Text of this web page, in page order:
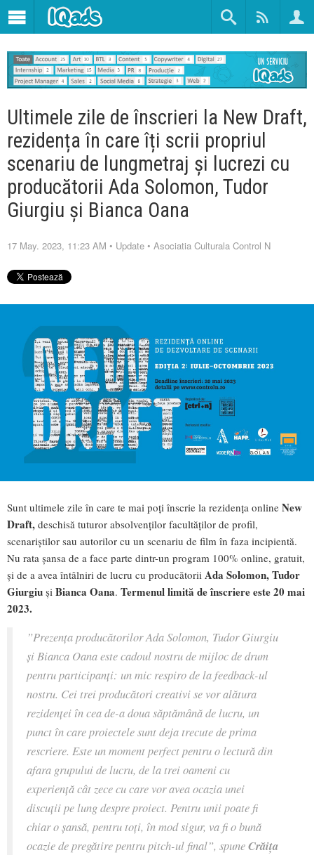
Ultimele zile de înscrieri la New Draft,
rezidența în care îți scrii propriul
scenariu de lungmetraj și lucrezi cu
producătorii Ada Solomon, Tudor
Giurgiu și Bianca Oana
17 May. 2023, 11:23 AM • Update • Asociatia Culturala Control N
Sunt ultimele zile în care te mai poți înscrie la rezidența online New
Draft, deschisă tuturor absolvenților facultăților de profil,
scenariștilor sau autorilor cu un scenariu de film în faza incipientă.
Nu rata șansa de a face parte dintr-un program 100% online, gratuit,
și de a avea întâlniri de lucru cu producătorii Ada Solomon, Tudor
Giurgiu și Bianca Oana. Termenul limită de înscriere este 20 mai
2023.
”Prezența producătorilor Ada Solomon, Tudor Giurgiu
și Bianca Oana este cadoul nostru de mijloc de drum
pentru participanți: un mic respiro de la feedback-ul
nostru. Cei trei producători creativi se vor alătura
rezidenței în cea de-a doua săptămână de lucru, un
punct în care proiectele sunt deja trecute de prima
rescriere. Este un moment perfect pentru o lectură din
afara grupului de lucru, de la trei oameni cu
experiență cât zece cu care vor avea ocazia unei
discuții pe lung despre proiect. Pentru unii poate fi
chiar o șansă, pentru toți, în mod sigur, va fi o bună
ocazie de pregătire pentru pitch-ul final”, spuneCrăița